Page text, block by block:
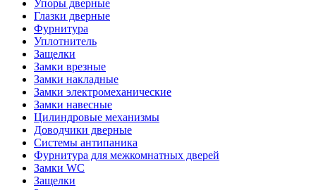
Упоры дверные
Глазки дверные
Фурнитура
Уплотнитель
Защелки
Замки врезные
Замки накладные
Замки электромеханические
Замки навесные
Цилиндровые механизмы
Доводчики дверные
Системы антипаника
Фурнитура для межкомнатных дверей
Замки WC
Защелки